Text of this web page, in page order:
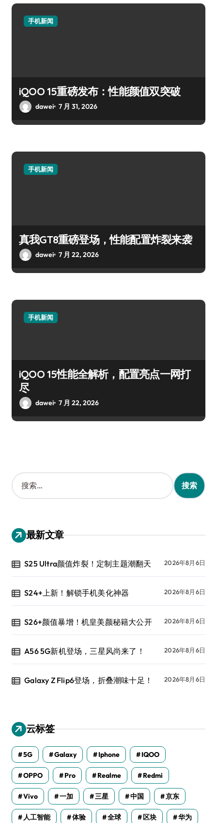
手机新闻
iQOO 15重磅发布：性能颜值双突破
dawei 7 月 31, 2026
手机新闻
真我GT8重磅登场，性能配置炸裂来袭
dawei 7 月 22, 2026
手机新闻
iQOO 15性能全解析，配置亮点一网打
尽
dawei 7 月 22, 2026
搜
索
：
最新文章
S25 Ultra颜值炸裂！定制主题潮翻天 2026年8月6日
S24+上新！解锁手机美化神器 2026年8月6日
S26+颜值暴增！机皇美颜秘籍大公开 2026年8月6日
A56 5G新机登场，三星风尚来了！ 2026年8月6日
Galaxy Z Flip6登场，折叠潮味十足！ 2026年8月6日
云标签
5G Galaxy Iphone IQOO
OPPO Pro Realme Redmi
Vivo 一加 三星 中国 京东
人工智能 体验 全球 区块 华为